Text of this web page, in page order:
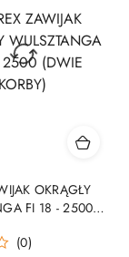
OKRĄGŁY
FI 18 - 2500
(0)